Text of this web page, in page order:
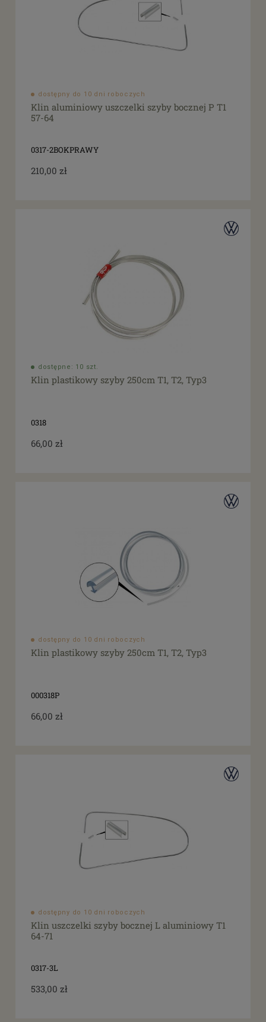
dostępny do 10 dni roboczych
Klin aluminiowy uszczelki szyby bocznej P T1
57-64
0317-2BOKPRAWY
210,00 zł
dostępne: 10 szt.
Klin plastikowy szyby 250cm T1, T2, Typ3
0318
66,00 zł
dostępny do 10 dni roboczych
Klin plastikowy szyby 250cm T1, T2, Typ3
000318P
66,00 zł
dostępny do 10 dni roboczych
Klin uszczelki szyby bocznej L aluminiowy T1
64-71
0317-3L
533,00 zł